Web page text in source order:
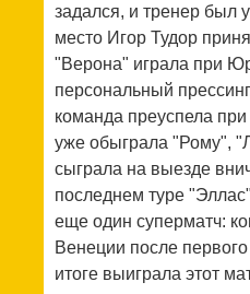
задался, и тренер был
место Игор Тудор
"Верона" играла при
персональный
команда преуспела
уже обыграла "Рому",
сыграла на выезде
последнем туре
еще один суперматч:
Венеции после
итоге выиграла этот